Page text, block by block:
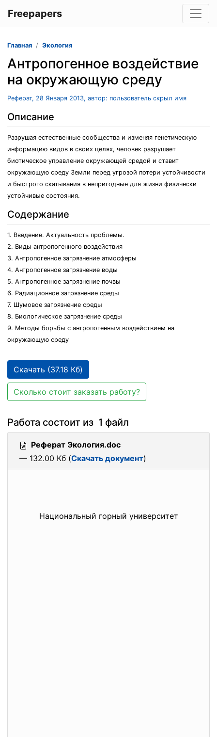
Freepapers
Главная Экология
Антропогенное воздействие
на окружающую среду
Реферат, 28 Января 2013, автор: пользователь скрыл имя
Описание
Разрушая естественные сообщества и изменяя генетическую
информацию видов в своих целях, человек разрушает
биотическое управление окружающей средой и ставит
окружающую среду Земли перед угрозой потери устойчивости
и быстрого скатывания в непригодные для жизни физически
устойчивые состояния.
Содержание
1. Введение. Актуальность проблемы.
2. Виды антропогенного воздействия
3. Антропогенное загрязнение атмосферы
4. Антропогенное загрязнение воды
5. Антропогенное загрязнение почвы
6. Радиационное загрязнение среды
7. Шумовое загрязнение среды
8. Биологическое загрязнение среды
9. Методы борьбы с антропогенным воздействием на
окружающую среду
Скачать (37.18 Кб)
Сколько стоит заказать работу?
Работа состоит из 1 файл
Реферат Экология.doc
— 132.00 Кб (Скачать документ)
Национальный горный университет